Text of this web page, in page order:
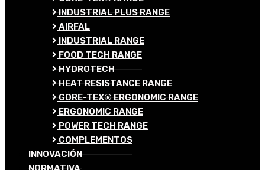
INDUSTRIAL PLUS RANGE
AIRFAL
INDUSTRIAL RANGE
FOOD TECH RANGE
HYDROTECH
HEAT RESISTANCE RANGE
GORE-TEX® ERGONOMIC RANGE
ERGONOMIC RANGE
POWER TECH RANGE
COMPLEMENTOS
INNOVACIÓN